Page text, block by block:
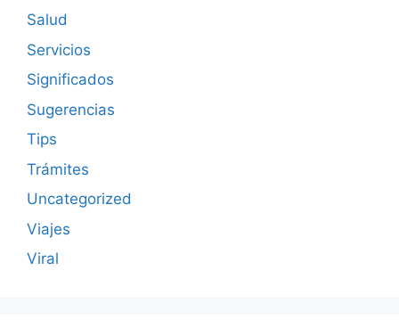
Salud
Servicios
Significados
Sugerencias
Tips
Trámites
Uncategorized
Viajes
Viral